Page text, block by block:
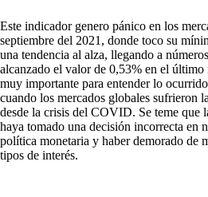
Este indicador genero pánico en los
septiembre del 2021, donde toco su
una tendencia al alza, llegando a
alcanzado el valor de 0,53% en el último
muy importante para entender lo
cuando los mercados globales sufrieron
desde la crisis del COVID. Se teme que
haya tomado una decisión incorrecta en
política monetaria y haber demorado de
tipos de interés.